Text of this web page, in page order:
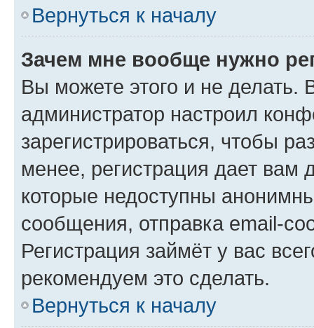
Вернуться к началу
Зачем мне вообще нужно
Вы можете этого и не делать.
администратор настроил
зарегистрироваться, чтобы
менее, регистрация дает вам
которые недоступны
сообщения, отправка email-
Регистрация займёт у вас
рекомендуем это сделать.
Вернуться к началу